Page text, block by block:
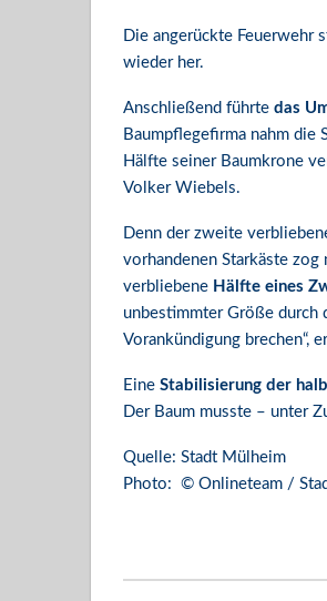
Die angerückte Feuerwehr
wieder her.
Anschließend führte das
Baumpflegefirma nahm die
Hälfte seiner Baumkrone
Volker Wiebels.
Denn der zweite
vorhandenen Starkäste zog
verbliebene Hälfte eines
unbestimmter Größe durch
Vorankündigung brechen“,
Eine Stabilisierung der
Der Baum musste – unter
Quelle: Stadt Mülheim
Photo: © Onlineteam /